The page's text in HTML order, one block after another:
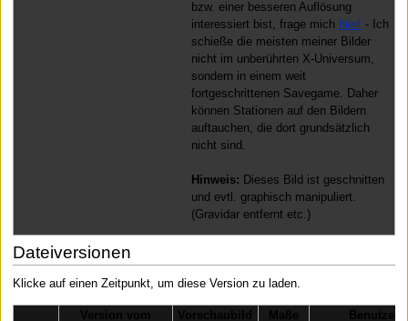
bzw. einer besseren Auflösung
interessiert bist, frage mich hier! - Ich
schieße die meisten meiner Bilder
nicht im unberührten X-Universum,
sondern in einem weit
fortgeschrittenen Savegame. Daher
können Stationen auf den Bildern
auftauchen, die dort grundsätzlich
nicht sind.
Hinweis: Dieses Bild ist geschnitten
und evtl. graphisch manipuliert.
(Gravidar entfernt etc.)
Dateiversionen
Klicke auf einen Zeitpunkt, um diese Version zu laden.